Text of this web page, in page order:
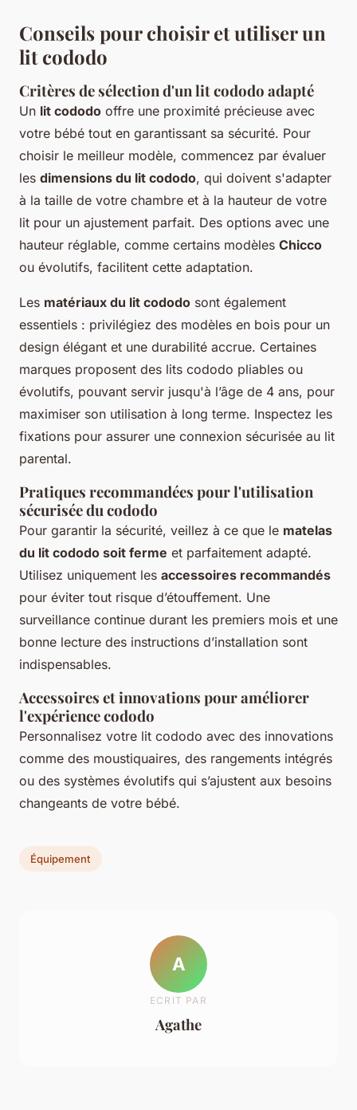
Conseils pour choisir et utiliser un
lit cododo
Critères de sélection d'un lit cododo adapté
Un lit cododo offre une proximité précieuse avec
votre bébé tout en garantissant sa sécurité. Pour
choisir le meilleur modèle, commencez par évaluer
les dimensions du lit cododo, qui doivent s'adapter
à la taille de votre chambre et à la hauteur de votre
lit pour un ajustement parfait. Des options avec une
hauteur réglable, comme certains modèles Chicco
ou évolutifs, facilitent cette adaptation.
Les matériaux du lit cododo sont également
essentiels : privilégiez des modèles en bois pour un
design élégant et une durabilité accrue. Certaines
marques proposent des lits cododo pliables ou
évolutifs, pouvant servir jusqu'à l’âge de 4 ans, pour
maximiser son utilisation à long terme. Inspectez les
fixations pour assurer une connexion sécurisée au lit
parental.
Pratiques recommandées pour l'utilisation
sécurisée du cododo
Pour garantir la sécurité, veillez à ce que le matelas
du lit cododo soit ferme et parfaitement adapté.
Utilisez uniquement les accessoires recommandés
pour éviter tout risque d’étouffement. Une
surveillance continue durant les premiers mois et une
bonne lecture des instructions d’installation sont
indispensables.
Accessoires et innovations pour améliorer
l'expérience cododo
Personnalisez votre lit cododo avec des innovations
comme des moustiquaires, des rangements intégrés
ou des systèmes évolutifs qui s’ajustent aux besoins
changeants de votre bébé.
Équipement
A
ECRIT PAR
Agathe